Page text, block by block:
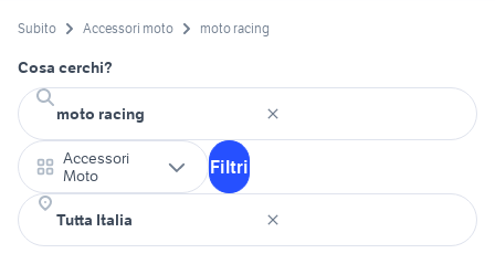
Subito Accessori moto moto racing
Cosa cerchi?
Accessori
Moto
Filtri